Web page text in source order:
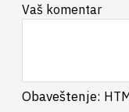
Vaš komentar
Obaveštenje: